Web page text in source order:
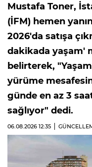
Mustafa Toner,
(İFM) hemen
2026'da satışa
dakikada yaşam'
belirterek,
yürüme
günde en az 3
sağlıyor" dedi.
06.08.2026 12:35